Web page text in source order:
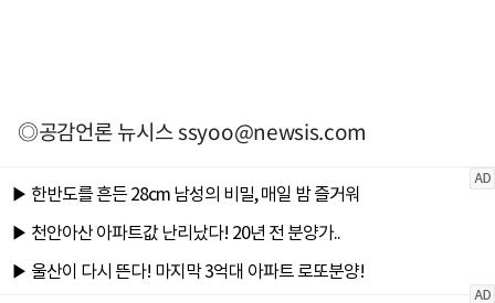
◎공감언론 뉴시스ssyoo@newsis.com